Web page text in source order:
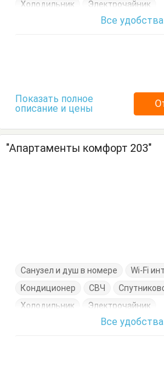
Холодильник
Электрочайник
Кровать двуспальная
Кухонный
Все удобства
Показать полное
описание и цены
"Апартаменты комфорт 203"
Санузел и душ в номере
Wi-Fi
Кондиционер
СВЧ
Холодильник
Электрочайник
Кровать двуспальная
Кухонный
Все удобства